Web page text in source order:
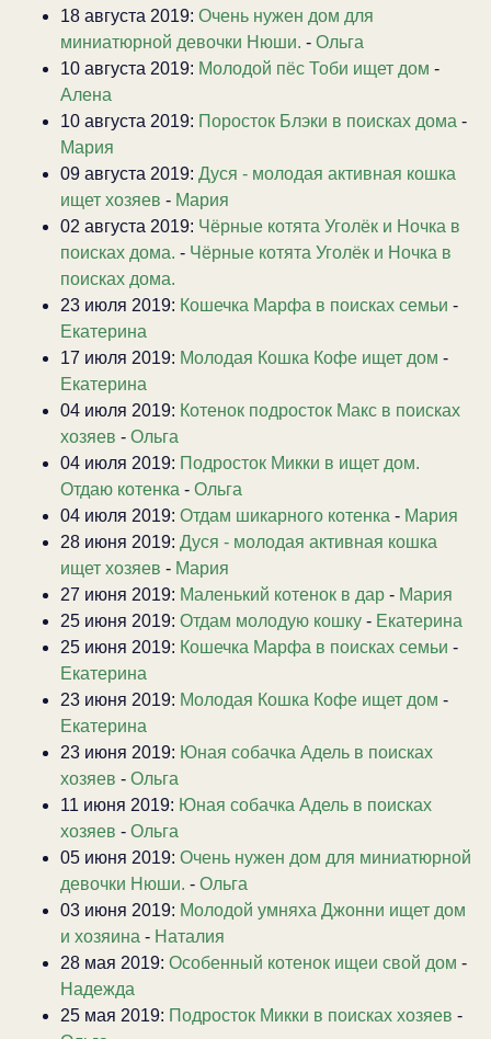
18 августа 2019: Очень нужен дом для
миниатюрной девочки Нюши. - Ольга
10 августа 2019: Молодой пёс Тоби ищет дом -
Алена
10 августа 2019: Поросток Блэки в поисках дома -
Мария
09 августа 2019: Дуся - молодая активная кошка
ищет хозяев - Мария
02 августа 2019: Чёрные котята Уголёк и Ночка в
поисках дома. - Чёрные котята Уголёк и Ночка в
поисках дома.
23 июля 2019: Кошечка Марфа в поисках семьи -
Екатерина
17 июля 2019: Молодая Кошка Кофе ищет дом -
Екатерина
04 июля 2019: Котенок подросток Макс в поисках
хозяев - Ольга
04 июля 2019: Подросток Микки в ищет дом.
Отдаю котенка - Ольга
04 июля 2019: Отдам шикарного котенка - Мария
28 июня 2019: Дуся - молодая активная кошка
ищет хозяев - Мария
27 июня 2019: Маленький котенок в дар - Мария
25 июня 2019: Отдам молодую кошку - Екатерина
25 июня 2019: Кошечка Марфа в поисках семьи -
Екатерина
23 июня 2019: Молодая Кошка Кофе ищет дом -
Екатерина
23 июня 2019: Юная собачка Адель в поисках
хозяев - Ольга
11 июня 2019: Юная собачка Адель в поисках
хозяев - Ольга
05 июня 2019: Очень нужен дом для миниатюрной
девочки Нюши. - Ольга
03 июня 2019: Молодой умняха Джонни ищет дом
и хозяина - Наталия
28 мая 2019: Особенный котенок ищеи свой дом -
Надежда
25 мая 2019: Подросток Микки в поисках хозяев -